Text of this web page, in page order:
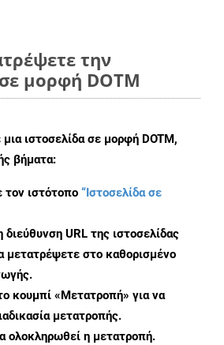
την
μορφή DOTM
ιστοσελίδα σε μορφή DOTM,
βήματα:
τον ιστότοπο “Ιστοσελίδα σε
διεύθυνση URL της ιστοσελίδας
μετατρέψετε στο καθορισμένο
κουμπί «Μετατροπή» για να
μετατροπής.
ολοκληρωθεί η μετατροπή.